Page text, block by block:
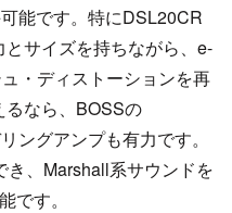
能です。特にDSL20CR
サイズを持ちながら、e-
・ディストーションを再
なら、BOSSの
ングアンプも有力です。
き、Marshall系サウンドを
です。